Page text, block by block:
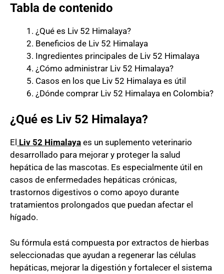
Tabla de contenido
¿Qué es Liv 52 Himalaya?
Beneficios de Liv 52 Himalaya
Ingredientes principales de Liv 52 Himalaya
¿Cómo administrar Liv 52 Himalaya?
Casos en los que Liv 52 Himalaya es útil
¿Dónde comprar Liv 52 Himalaya en Colombia?
¿Qué es Liv 52 Himalaya?
El Liv 52 Himalaya es un suplemento veterinario
desarrollado para mejorar y proteger la salud
hepática de las mascotas. Es especialmente útil en
casos de enfermedades hepáticas crónicas,
trastornos digestivos o como apoyo durante
tratamientos prolongados que puedan afectar el
hígado.
Su fórmula está compuesta por extractos de hierbas
seleccionadas que ayudan a regenerar las células
hepáticas, mejorar la digestión y fortalecer el sistema